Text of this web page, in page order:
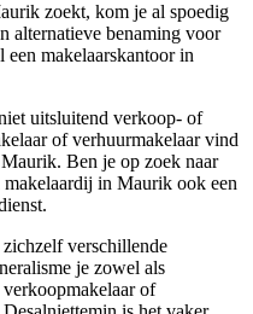
zoekt, kom je al spoedig
alternatieve benaming voor
makelaarskantoor in
uitsluitend verkoop- of
of verhuurmakelaar vind
Ben je op zoek naar
in Maurik ook een
verschillende
je zowel als
of